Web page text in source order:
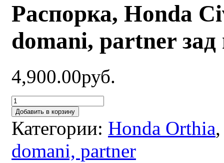
Распорка, Honda
domani, partner зад
4,900.00руб.
Добавить в корзину
Категории: Honda Orthia
domani, partner